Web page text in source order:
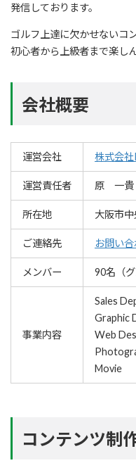
発信しております。
ゴルフ上達に欠かせないコ
初心者から上級者まで楽し
会社概要
運営会社 株式会
運営責任者 原 一貴
所在地 大阪市
ご連絡先 お問い
メンバー 90名（
事業内容
Sales
Graphic
Web
Movie
コンテンツ制